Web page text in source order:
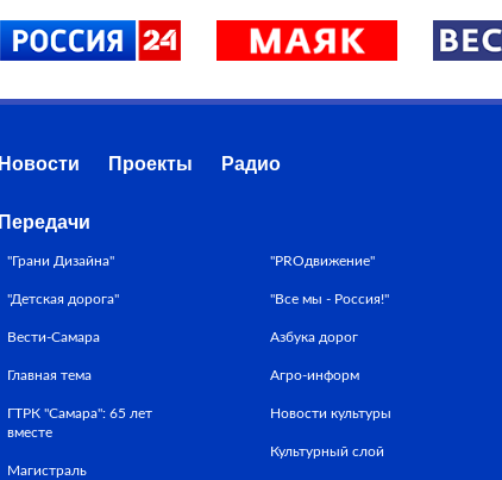
Новости Проекты Радио
Передачи
"Грани Дизайна"
"Детская дорога"
Вести-Самара
Главная тема
ГТРК "Самара": 65 лет
вместе
Магистраль
"PROдвижение"
"Все мы - Россия!"
Азбука дорог
Агро-информ
Новости культуры
Культурный слой